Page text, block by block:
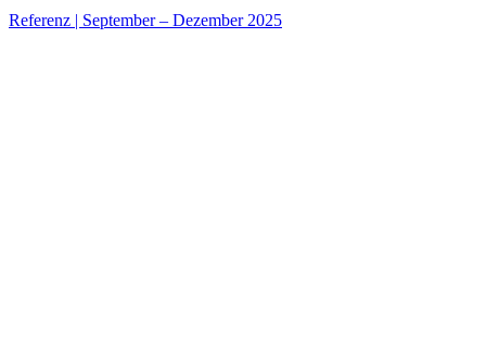
Referenz | September – Dezember 2025